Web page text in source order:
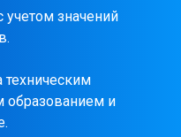
учетом значений
образованием и